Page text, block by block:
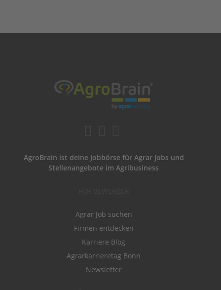
AgroBrain ist deine Jobbörse für Agrar Jobs und
Stellenangebote im Agribusiness
Agrar Job suchen
Firmen entdecken
Karriere Blog
Agrarkarrieretag Bonn
Newsletter